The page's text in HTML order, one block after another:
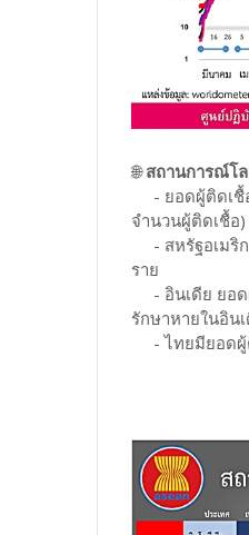
🌐สถานการณ์โ
- ยอดผู้ติดเชื้อ
จำนวนผู้ติดเชื้อ
- สหรัฐอเมริก
ราย
- อินเดีย ยอด
รักษาหายในอิน
- ไทยมียอดผู้